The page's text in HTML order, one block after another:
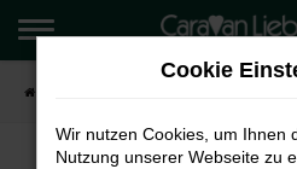
Zum
Hauptinhalt
springen
Cookie
Wir nutzen Cookies, um Ihnen
Nutzung unserer Webseite zu